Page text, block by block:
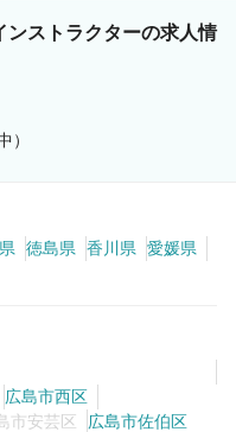
択
フロント・レセプション
業・販売スタッフ・その他
ンストラクターの求人情
）
徳島県 香川県
愛媛県
広島市西区
市安芸区
広島市佐伯区